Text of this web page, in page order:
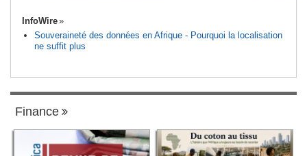
InfoWire
Souveraineté des données en Afrique - Pourquoi la localisation
ne suffit plus
Finance